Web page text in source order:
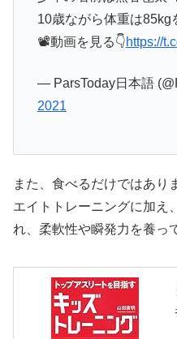
10歳ながら体重は85kg
📽️動画を見る👇https://
— ParsToday日本語
2021
また、食べるだけではあり
エイトトレーニングに加え
れ、柔軟性や瞬発力を養っ